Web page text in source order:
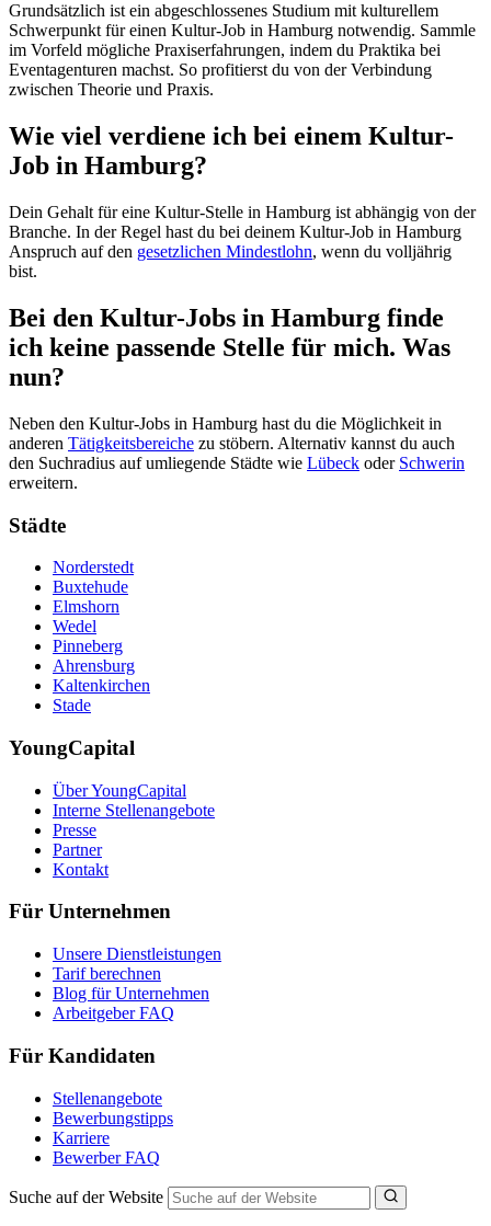
Grundsätzlich ist ein abgeschlossenes Studium mit kulturellem
Schwerpunkt für einen Kultur-Job in Hamburg notwendig. Sammle
im Vorfeld mögliche Praxiserfahrungen, indem du Praktika bei
Eventagenturen machst. So profitierst du von der Verbindung
zwischen Theorie und Praxis.
Wie viel verdiene ich bei einem Kultur-
Job in Hamburg?
Dein Gehalt für eine Kultur-Stelle in Hamburg ist abhängig von der
Branche. In der Regel hast du bei deinem Kultur-Job in Hamburg
Anspruch auf den gesetzlichen Mindestlohn, wenn du volljährig
bist.
Bei den Kultur-Jobs in Hamburg finde
ich keine passende Stelle für mich. Was
nun?
Neben den Kultur-Jobs in Hamburg hast du die Möglichkeit in
anderen Tätigkeitsbereiche zu stöbern. Alternativ kannst du auch
den Suchradius auf umliegende Städte wie Lübeck oder Schwerin
erweitern.
Städte
Norderstedt
Buxtehude
Elmshorn
Wedel
Pinneberg
Ahrensburg
Kaltenkirchen
Stade
YoungCapital
Über YoungCapital
Interne Stellenangebote
Presse
Partner
Kontakt
Für Unternehmen
Unsere Dienstleistungen
Tarif berechnen
Blog für Unternehmen
Arbeitgeber FAQ
Für Kandidaten
Stellenangebote
Bewerbungstipps
Karriere
Bewerber FAQ
Suche auf der Website